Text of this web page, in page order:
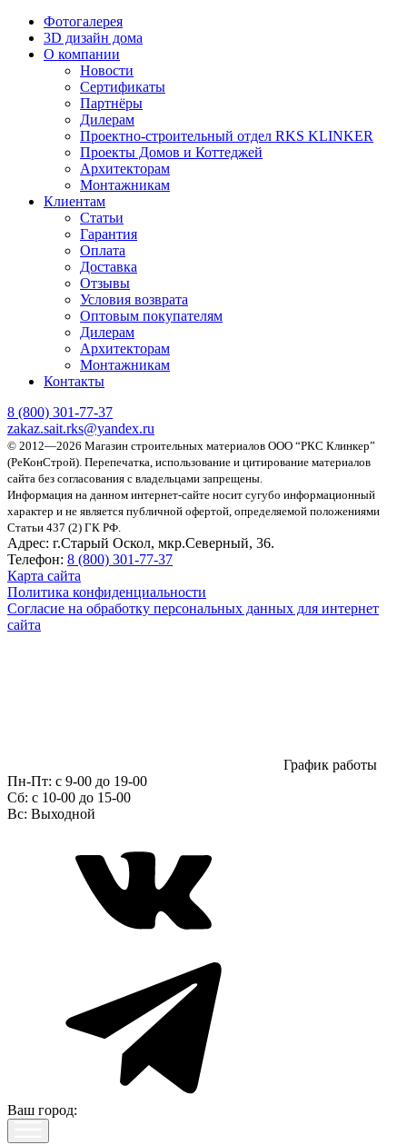
Фотогалерея
3D дизайн дома
О компании
Новости
Сертификаты
Партнёры
Дилерам
Проектно-строительный отдел RKS KLINKER
Проекты Домов и Коттеджей
Архитекторам
Монтажникам
Клиентам
Статьи
Гарантия
Оплата
Доставка
Отзывы
Условия возврата
Оптовым покупателям
Дилерам
Архитекторам
Монтажникам
Контакты
8 (800) 301-77-37
zakaz.sait.rks@yandex.ru
© 2012—2026 Магазин строительных материалов ООО “РКС Клинкер”
(РеКонСтрой). Перепечатка, использование и цитирование материалов
сайта без согласования с владельцами запрещены.
Информация на данном интернет-сайте носит сугубо информационный
характер и не является публичной офертой, определяемой положениями
Статьи 437 (2) ГК РФ.
Адрес: г.Старый Оскол, мкр.Северный, 36.
Телефон: 8 (800) 301-77-37
Карта сайта
Политика конфиденциальности
Согласие на обработку персональных данных для интернет
сайта
График работы
Пн-Пт: с 9-00 до 19-00
Сб: c 10-00 до 15-00
Вс: Выходной
Ваш город: